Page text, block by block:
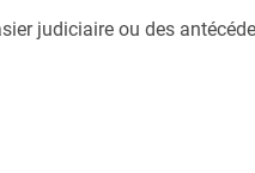
judiciaire ou des